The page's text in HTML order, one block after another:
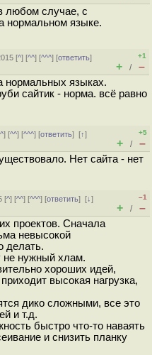
любом случае, с
нормальном языке.
[^] [^^] [^^^] [ответить]
+1
+ / –
нормальных языках.
сайтик - норма. всё равно
^] [^^] [^^^] [ответить][↑]
+5
+ / –
Нет сайта - нет
[^] [^^] [^^^] [ответить][↓]
–1
+ / –
проектов. Сначала
невысокой
делать.
не нужный хлам.
хороших идей,
высокая нагрузка,
дико сложными, все это
и т.д.
быстро что-то наваять
и снизить планку